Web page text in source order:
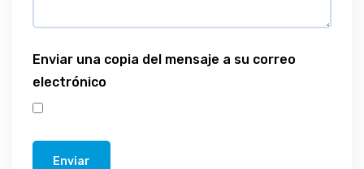
Enviar una copia del mensaje a su correo
electrónico
Enviar